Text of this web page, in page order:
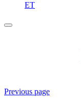
ET
Previous page